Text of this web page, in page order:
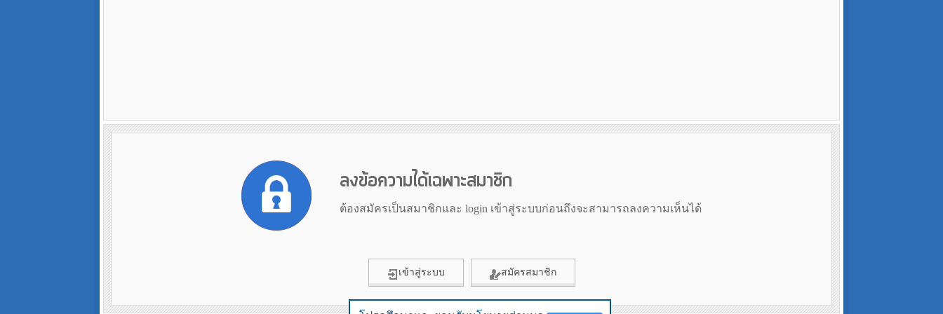
ลงข้อความได้เฉพาะสมาชิก
ต้องสมัครเป็นสมาชิกและ login เข้าสู่ระบบก่อนถึงจะสามารถลงความเห็นได้
เข้าสู่ระบบ สมัครสมาชิก